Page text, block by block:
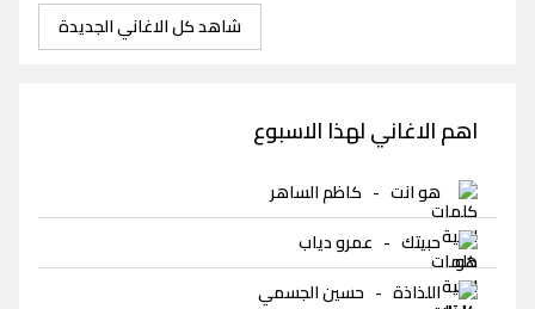
شاهد كل الاغاني الجديدة
اهم الاغاني لهذا الاسبوع
هو انت - كاظم الساهر
حبيتك - عمرو دياب
اللذاذة - حسين الجسمي